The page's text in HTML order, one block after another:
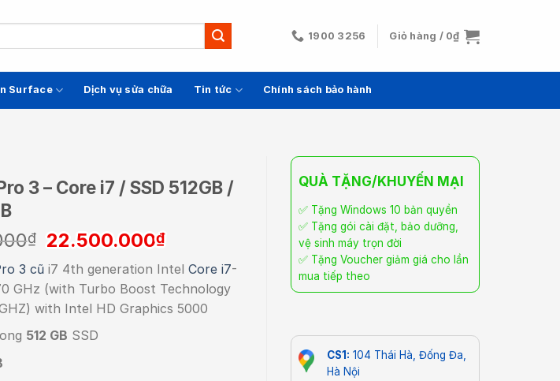
1900 3256 Giỏ hàng / 0₫
Surface Dịch vụ sửa chữa Tin tức Chính sách bảo hành
QUÀ TẶNG/KHUYẾN MẠI
✅ Tặng Windows 10 bản quyền
✅ Tặng gói cài đặt, bảo dưỡng,
vệ sinh máy trọn đời
✅ Tặng Voucher giảm giá cho lần
mua tiếp theo
CS1: 104 Thái Hà, Đống Đa,
Hà Nội
3 – Core i7 / SSD 512GB /
₫
Giá
là:
23.500.000₫.
22.500.000₫Giá
tại
là:
22.500.000₫.
3 cũ i7 4th generation IntelCore i7-
GHz (with Turbo Boost Technology
with Intel HD Graphics 5000
512 GB SSD